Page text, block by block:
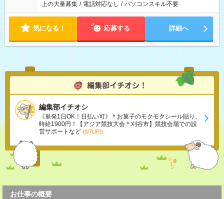
上の大量募集 / 電話対応なし / パソコンスキル不要
気になる！ 応募する 詳細へ
編集部イチオシ
《単発1日OK！日払い可》＊お菓子のモクモクシール貼り、
時給1900円！【アジア競技大会＊刈谷市】競技会場での設
営サポートなど (8/7UP!)
お仕事の概要